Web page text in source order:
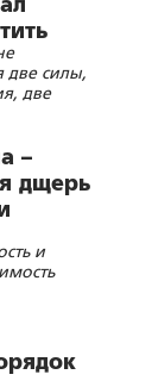
две силы,
две
и
живущая
–
дщерь
и
в XXI